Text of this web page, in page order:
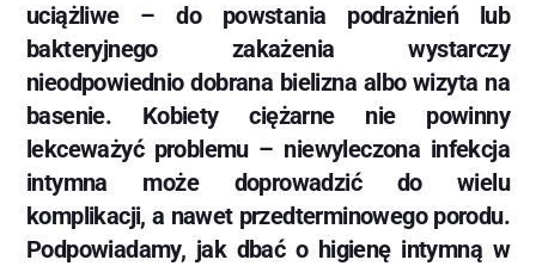
uciążliwe – do powstania podrażnień lub
bakteryjnego zakażenia wystarczy
nieodpowiednio dobrana bielizna albo wizyta na
basenie. Kobiety ciężarne nie powinny
lekceważyć problemu – niewyleczona infekcja
intymna może doprowadzić do wielu
komplikacji, a nawet przedterminowego porodu.
Podpowiadamy, jak dbać o higienę intymną w